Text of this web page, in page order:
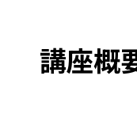
講座概